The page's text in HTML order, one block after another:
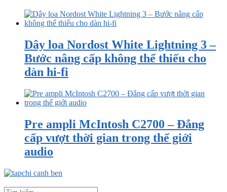
Dây loa Nordost White Lightning 3 –
Bước nâng cấp không thể thiếu cho
dàn hi-fi
Pre ampli McIntosh C2700 – Đẳng
cấp vượt thời gian trong thế giới
audio